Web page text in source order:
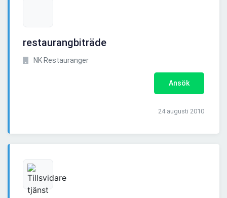
restaurangbiträde
NK Restauranger
Ansök
24 augusti 2010